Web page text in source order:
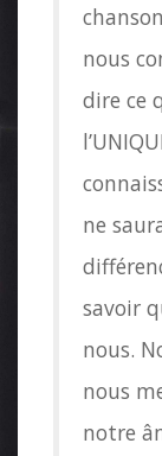
nous
dire ce
ne
savoir
nous.
nous
notre